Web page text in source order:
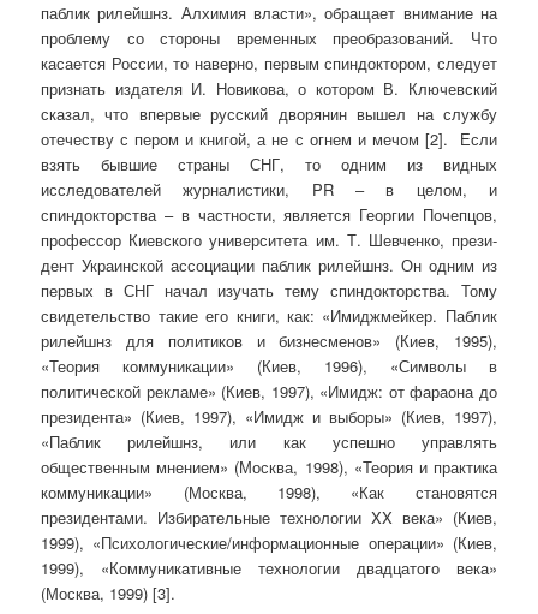
паблик рилейшнз. Алхимия власти», обращает внимание на
проблему со стороны временных преобразований. Что
касается России, то наверно, первым спиндоктором, следует
признать изда­теля И. Новикова, о котором В. Ключевский
сказал, что впер­вые русский дворянин вышел на службу
отечеству с пером и книгой, а не с огнем и мечом [2]. Если
взять бывшие страны СНГ, то одним из видных
исследователей журналистики, PR – в целом, и
спиндокторства – в частности, является Георгии Почепцов,
профессор Киевского университета им. Т. Шевченко, прези­
дент Украинской ассоциации паблик рилейшнз. Он одним из
первых в СНГ начал изучать тему спиндокторства. Тому
свидетельство такие его книги, как: «Имиджмейкер. Паблик
рилейшнз для политиков и бизнесменов» (Киев, 1995),
«Теория коммуникации» (Киев, 1996), «Симво­лы в
политической рекламе» (Киев, 1997), «Имидж: от фараона до
президента» (Киев, 1997), «Имидж и выборы» (Киев, 1997),
«Паблик ри­лейшнз, или как успешно управлять
общественным мнением» (Москва, 1998), «Теория и практика
коммуникации» (Москва, 1998), «Как становятся
президентами. Избирательные техно­логии XX века» (Киев,
1999), «Психо­логические/информационные операции» (Киев,
1999), «Коммуникативные технологии двадцатого века»
(Москва, 1999) [3].